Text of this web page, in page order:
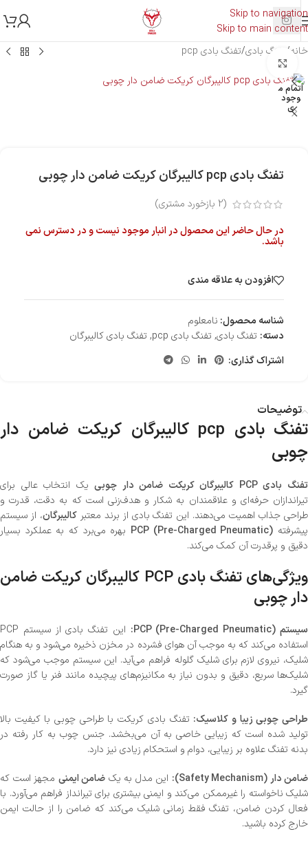
Skip to navigation
Skip to main content
خانه/ تفنگ بادی/تفنگ بادی pcp
اتمام م
وجود
ی
تفنگ بادی pcp کالیبرگان کریکت ضامن دار چوبی
(
2 بازخورد مشتری)
در حال حاضر این محصول در انبار موجود نیست و در دسترس نمی
باشد.
افزودن به علاقه مندی
شناسه محصول: نامعلوم
دسته: تفنگ بادی, تفنگ بادی pcp , تفنگ بادی کالیبرگان
اشتراک گذاری:
توضیحات
تفنگ بادی pcp کالیبرگان کریکت ضامن دار
چوبی
تفنگ بادی PCP کالیبرگان کریکت ضامن دار چوبی
یک انتخاب عالی برای
تیراندازان حرفه‌ای و علاقمندان به شکار و هدف‌زنی است که به دقت، قدرت و
طراحی جذاب اهمیت می‌دهند. این تفنگ بادی از برند معتبرکالیبرگان، از سیستم
پیشرفته PCP (Pre-Charged Pneumatic) بهره می‌برد که به عملکرد بسیار
دقیق و پرقدرت آن کمک می‌کند.
ویژگی‌های تفنگ بادی PCP کالیبرگان کریکت ضامن
دار چوبی
سیستم PCP (Pre-Charged Pneumatic):
این تفنگ بادی از سیستم PCP
استفاده می‌کند که به موجب آن هوای فشرده در مخزن ذخیره می‌شود و به هنگام
شلیک، نیروی لازم برای شلیک گلوله فراهم می‌آید. این سیستم موجب می‌شود که
شلیک‌ها سریع، دقیق و بدون نیاز به مکانیزم‌های پیچیده مانند فنر یا گاز صورت
گیرد.
طراحی چوبی زیبا و کلاسیک: تفنگ بادی کریکت با طراحی چوبی با کیفیت بالا
تولید شده است که زیبایی خاصی به آن می‌بخشد. جنس چوب به کار رفته در
بدنه تفنگ علاوه بر زیبایی، دوام و استحکام زیادی نیز دارد.
ضامن دار (Safety Mechanism):
این مدل به یک ضامن ایمنی مجهز است که
شلیک ناخواسته را غیرممکن می‌کند و ایمنی بیشتری برای تیرانداز فراهم می‌آورد. با
فعال کردن ضامن، تفنگ فقط زمانی شلیک می‌کند که ضامن را از حالت ایمن
خارج کرده باشید.